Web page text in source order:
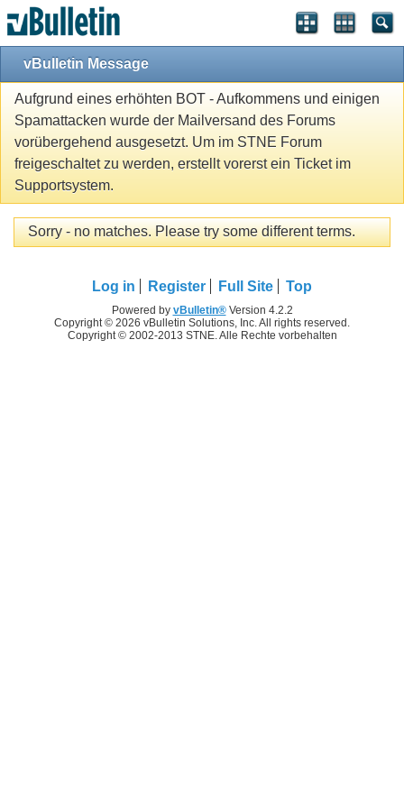
vBulletin Message
Aufgrund eines erhöhten BOT - Aufkommens und einigen
Spamattacken wurde der Mailversand des Forums
vorübergehend ausgesetzt. Um im STNE Forum
freigeschaltet zu werden, erstellt vorerst ein Ticket im
Supportsystem.
Sorry - no matches. Please try some different terms.
Log in Register Full Site Top
Powered by vBulletin®Version 4.2.2
Copyright © 2026 vBulletin Solutions, Inc. All rights reserved.
Copyright © 2002-2013 STNE. Alle Rechte vorbehalten